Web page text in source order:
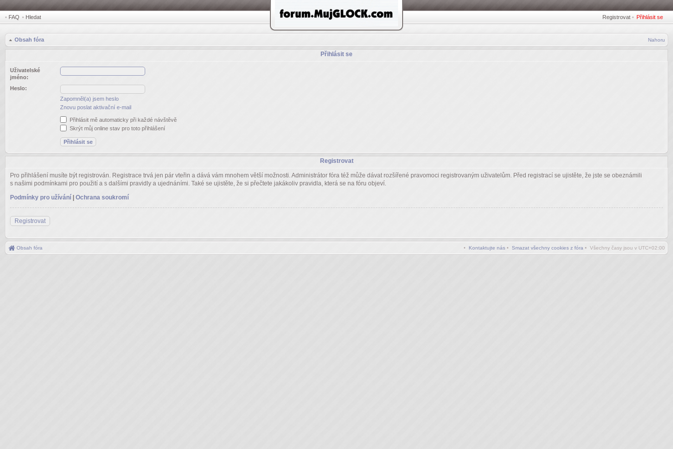
• FAQ • Hledat Registrovat • Přihlásit se
Obsah fóra Nahoru
Přihlásit se
Uživatelské
jméno:
Heslo:
Zapomněl(a) jsem heslo
Znovu poslat aktivační e-mail
Přihlásit mě automaticky při každé návštěvě
Skrýt můj online stav pro toto přihlášení
Registrovat
Pro přihlášení musíte být registrován. Registrace trvá jen pár vteřin a dává vám mnohem větší možnosti. Administrátor fóra též může dávat rozšířené pravomoci registrovaným uživatelům. Před registrací se ujistěte, že jste se obeznámili
s našimi podmínkami pro použití a s dalšími pravidly a ujednáními. Také se ujistěte, že si přečtete jakákoliv pravidla, která se na fóru objeví.
Podmínky pro užívání
Ochrana soukromí
Registrovat
Obsah fóra • Všechny časy jsou v UTC+02:00
• Smazat všechny cookies z fóra
• Kontaktujte nás